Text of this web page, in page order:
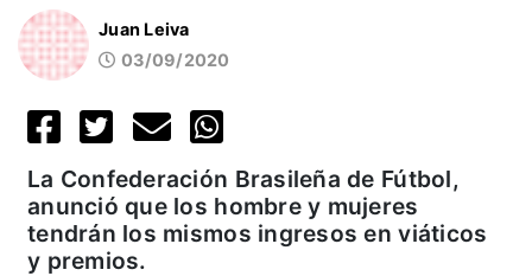
Juan Leiva
03/09/2020
La Confederación Brasileña de Fútbol,
anunció que los hombre y mujeres
tendrán los mismos ingresos en viáticos
y premios.